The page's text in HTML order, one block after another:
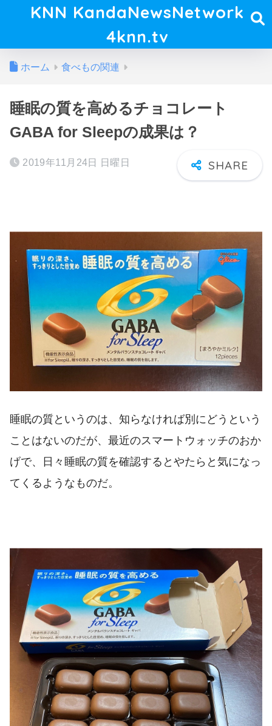
KNN KandaNewsNetwork
4knn.tv
ホーム 食べもの関連
睡眠の質を高めるチョコレート
GABA for Sleepの成果は？
2019年11月24日 日曜日
睡眠の質というのは、知らなければ別にどうという
ことはないのだが、最近のスマートウォッチのおか
げで、日々睡眠の質を確認するとやたらと気になっ
てくるようなものだ。